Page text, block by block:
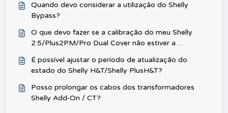
Quando devo considerar a utilização do Shelly
Bypass?
O que devo fazer se a calibração do meu Shelly
2.5/Plus2PM/Pro Dual Cover não estiver a
É possível ajustar o período de atualização do
estado do Shelly H&T/Shelly PlusH&T?
Posso prolongar os cabos dos transformadores
Shelly Add-On / CT?